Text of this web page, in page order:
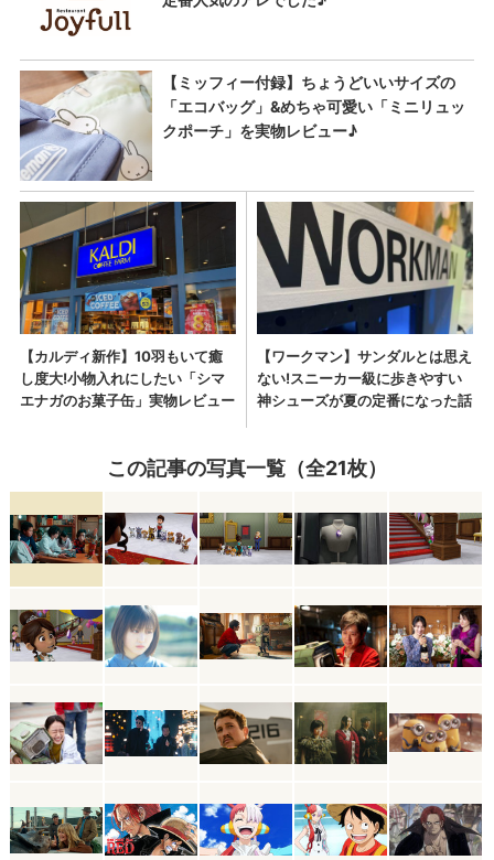
この記事の写真一覧（全21枚）